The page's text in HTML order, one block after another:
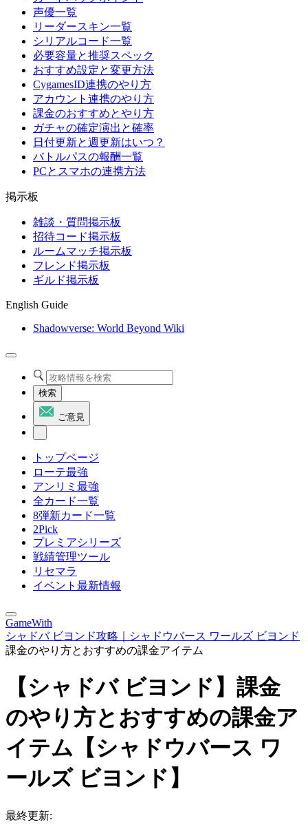
声優一覧
リーダースキン一覧
シリアルコード一覧
必要容量と推奨スペック
おすすめ設定と変更方法
CygamesID連携のやり方
アカウント連携のやり方
課金のおすすめとやり方
ガチャの確定演出と確率
日付更新と週更新はいつ？
バトルパスの報酬一覧
PCとスマホの連携方法
掲示板
雑談・質問掲示板
招待コード掲示板
ルームマッチ掲示板
フレンド掲示板
ギルド掲示板
English Guide
Shadowverse: World Beyond Wiki
検索
ご意見
トップページ
ローテ最強
アンリミ最強
全カード一覧
8弾新カード一覧
2Pick
プレミアシリーズ
戦績管理ツール
リセマラ
イベント最新情報
GameWith
シャドバ ビヨンド攻略｜シャドウバース ワールズ ビヨンド
課金のやり方とおすすめの課金アイテム
【シャドバ ビヨンド】課金
のやり方とおすすめの課金ア
イテム【シャドウバース ワ
ールズ ビヨンド】
最終更新: